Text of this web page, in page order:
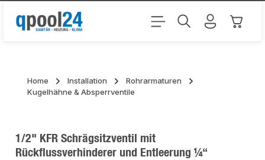
Zum Hauptinhalt springen
Home Installation
Rohrarmaturen
Kugelhähne & Absperrventile
1/2" KFR Schrägsitzventil mit
Rückflussverhinderer und Entleerung ¼“